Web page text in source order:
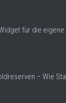
für die
– Wie